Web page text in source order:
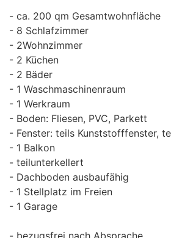
- ca. 200 qm Gesamtwohnfläche
- 8 Schlafzimmer
- 2Wohnzimmer
- 2 Küchen
- 2 Bäder
- 1 Waschmaschinenraum
- 1 Werkraum
- Boden: Fliesen, PVC, Parkett
- Fenster: teils Kunststofffenster,
- 1 Balkon
- teilunterkellert
- Dachboden ausbaufähig
- 1 Stellplatz im Freien
- 1 Garage